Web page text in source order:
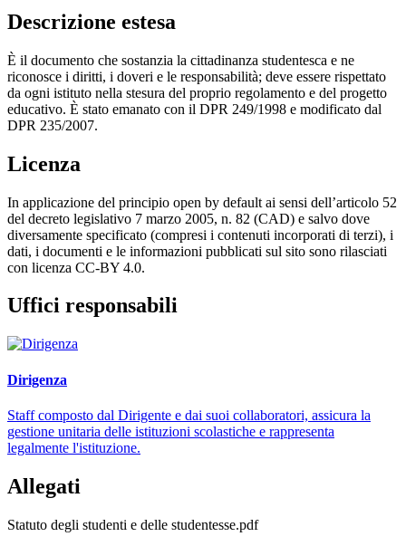
Descrizione estesa
È il documento che sostanzia la cittadinanza studentesca e ne
riconosce i diritti, i doveri e le responsabilità; deve essere rispettato
da ogni istituto nella stesura del proprio regolamento e del progetto
educativo. È stato emanato con il DPR 249/1998 e modificato dal
DPR 235/2007.
Licenza
In applicazione del principio open by default ai sensi dell’articolo 52
del decreto legislativo 7 marzo 2005, n. 82 (CAD) e salvo dove
diversamente specificato (compresi i contenuti incorporati di terzi), i
dati, i documenti e le informazioni pubblicati sul sito sono rilasciati
con licenza CC-BY 4.0.
Uffici responsabili
Dirigenza
Staff composto dal Dirigente e dai suoi collaboratori, assicura la
gestione unitaria delle istituzioni scolastiche e rappresenta
legalmente l'istituzione.
Allegati
Statuto degli studenti e delle studentesse.pdf